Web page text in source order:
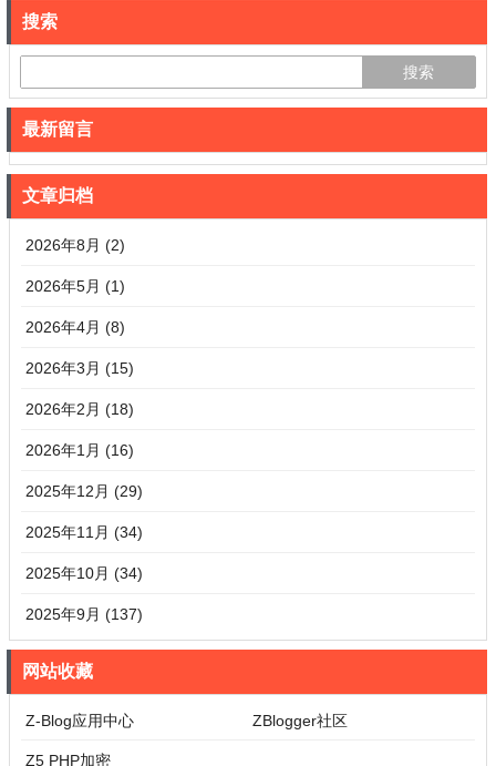
搜索
最新留言
文章归档
2026年8月 (2)
2026年5月 (1)
2026年4月 (8)
2026年3月 (15)
2026年2月 (18)
2026年1月 (16)
2025年12月 (29)
2025年11月 (34)
2025年10月 (34)
2025年9月 (137)
网站收藏
Z-Blog应用中心 ZBlogger社区
Z5 PHP加密